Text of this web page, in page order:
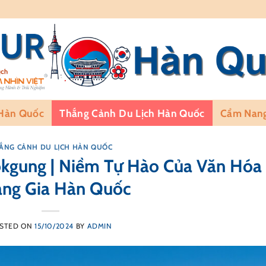
Quốc Thắng Cảnh Du Lịch Hàn Quốc Cẩm
CẢNH DU LỊCH HÀN QUỐC
| Niềm Tự Hào Của Văn Hóa
Gia Hàn Quốc
ON 15/10/2024 BY ADMIN